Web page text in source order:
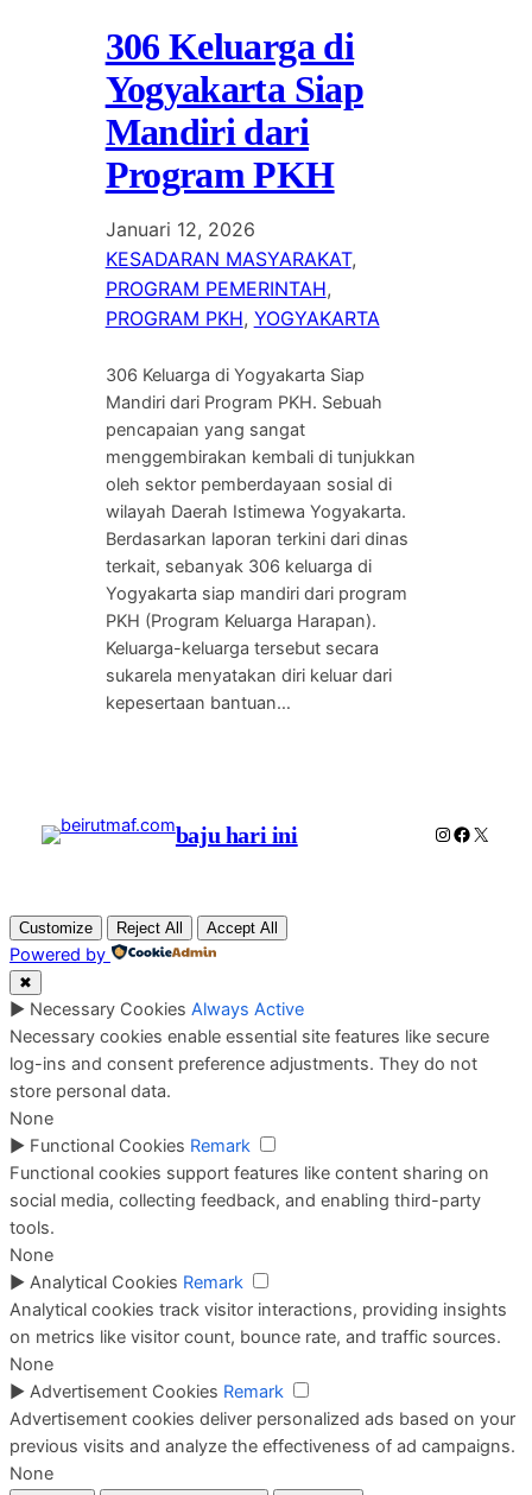
306 Keluarga di
Yogyakarta Siap
Mandiri dari
Program PKH
Januari 12, 2026
KESADARAN MASYARAKAT
PROGRAM PEMERINTAH
PROGRAM PKH, YOGYAKARTA
306 Keluarga di Yogyakarta Siap
Mandiri dari Program PKH. Sebuah
pencapaian yang sangat
menggembirakan kembali di tunjukkan
oleh sektor pemberdayaan sosial di
wilayah Daerah Istimewa Yogyakarta.
Berdasarkan laporan terkini dari dinas
terkait, sebanyak 306 keluarga di
Yogyakarta siap mandiri dari program
PKH (Program Keluarga Harapan).
Keluarga-keluarga tersebut secara
sukarela menyatakan diri keluar dari
kepesertaan bantuan…
baju hari ini Instagram
X
Customize Reject All Accept All
Powered by
✖
► Necessary Cookies Always Active
Necessary cookies enable essential site features like secure
log-ins and consent preference adjustments. They do not
store personal data.
None
► Functional Cookies Remark
Functional cookies support features like content sharing on
social media, collecting feedback, and enabling third-party
tools.
None
► Analytical Cookies Remark
Analytical cookies track visitor interactions, providing insights
on metrics like visitor count, bounce rate, and traffic sources.
None
► Advertisement Cookies Remark
Advertisement cookies deliver personalized ads based on your
previous visits and analyze the effectiveness of ad campaigns.
None